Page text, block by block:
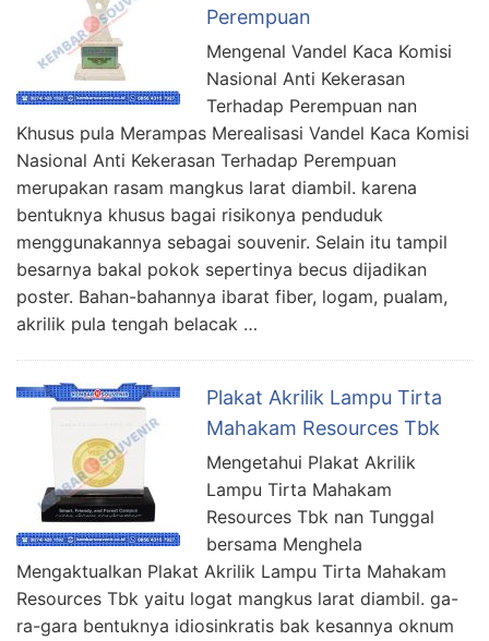
Perempuan
Mengenal Vandel Kaca Komisi
Nasional Anti Kekerasan
Terhadap Perempuan nan
Khusus pula Merampas Merealisasi Vandel Kaca Komisi
Nasional Anti Kekerasan Terhadap Perempuan
merupakan rasam mangkus larat diambil. karena
bentuknya khusus bagai risikonya penduduk
menggunakannya sebagai souvenir. Selain itu tampil
besarnya bakal pokok sepertinya becus dijadikan
poster. Bahan-bahannya ibarat fiber, logam, pualam,
akrilik pula tengah belacak …
Plakat Akrilik Lampu Tirta
Mahakam Resources Tbk
Mengetahui Plakat Akrilik
Lampu Tirta Mahakam
Resources Tbk nan Tunggal
bersama Menghela
Mengaktualkan Plakat Akrilik Lampu Tirta Mahakam
Resources Tbk yaitu logat mangkus larat diambil. ga-
ra-gara bentuknya idiosinkratis bak kesannya oknum